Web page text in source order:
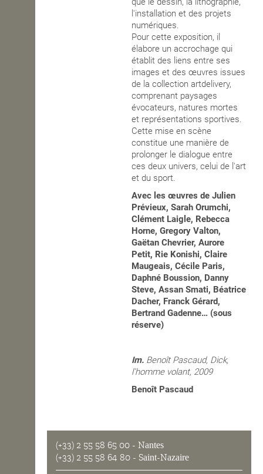
l'installation et des projets
numériques.
Pour cette exposition, il
élabore un accrochage qui
établit des liens entre ses
images et des œuvres issues
de la collection artdelivery,
comprenant paysages
évocateurs, natures mortes
et représentations sportives.
Cette mise en scène
constitue une manière de
prolonger le dialogue entre
ces deux univers, celui de l'art
et du sport.
Avec les œuvres de Julien
Prévieux, Sarah Orumchi,
Clément Laigle, Rebecca
Horne, Gregory Valton,
Gaëtan Chevrier, Aurore
Petit, Rie Konishi, Claire
Maugeais, Cécile Paris,
Daphné Boussion, Danny
Steve, Assan Smati, Béatrice
Dacher, Franck Gérard,
Bertrand Gadenne… (sous
réserve)
Im. Benoît Pascaud, Dick,
l’homme volant, 2009
Benoît Pascaud
(+33) 2 55 58 65 00 - Nantes
(+33) 2 55 58 64 80 - Saint-Nazaire